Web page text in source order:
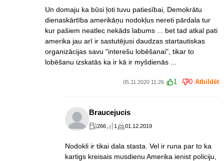
Un domaju ka būsi ļoti tuvu patiesībai, Demokrātu
dienaskārtība amerikāņu nodokļus nereti pārdala tur
kur pašiem neatlec nekāds labums ... bet tad atkal pati
amerika jau arī ir sastutējusi daudzas startautiskas
organizācijas savu "interešu lobēšanai", tikar to
lobēšanu izskatās ka ir kā ir myšdienās ...
05.11.2020 11:26 1 0 Atbildēt
Braucejucis
266 1 01.12.2019
Nodokli ir tikai dala stasta. Vel ir runa par to ka
kartigs kreisais musdienu Amerika ienist policiju,